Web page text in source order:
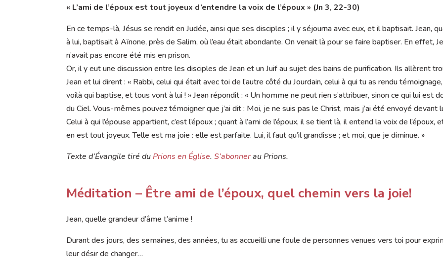
« L’ami de l’époux est tout joyeux d’entendre la voix de l’époux » (Jn 3, 22-30)
En ce temps-là, Jésus se rendit en Judée, ainsi que ses disciples ; il y séjourna avec eux, et il baptisait. Jean,
à lui, baptisait à Aïnone, près de Salim, où l’eau était abondante. On venait là pour se faire baptiser. En effet,
n’avait pas encore été mis en prison.
Or, il y eut une discussion entre les disciples de Jean et un Juif au sujet des bains de purification. Ils allèrent
Jean et lui dirent : « Rabbi, celui qui était avec toi de l’autre côté du Jourdain, celui à qui tu as rendu
voilà qui baptise, et tous vont à lui ! » Jean répondit : « Un homme ne peut rien s’attribuer, sinon ce qui lui est
du Ciel. Vous-mêmes pouvez témoigner que j’ai dit : Moi, je ne suis pas le Christ, mais j’ai été envoyé devant
Celui à qui l’épouse appartient, c’est l’époux ; quant à l’ami de l’époux, il se tient là, il entend la voix de l’époux,
en est tout joyeux. Telle est ma joie : elle est parfaite. Lui, il faut qu’il grandisse ; et moi, que je diminue. »
Texte d’Évangile tiré du Prions en Église.S’abonnerau Prions.
Méditation – Être ami de l’époux, quel chemin vers la joie!
Jean, quelle grandeur d’âme t’anime !
Durant des jours, des semaines, des années, tu as accueilli une foule de personnes venues vers toi pour
leur désir de changer…